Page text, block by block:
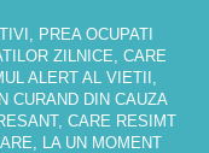
PREA OCUPATI
ZILNICE, CARE
ALERT AL VIETII,
CURAND DIN CAUZA
CARE RESIMT
LA UN MOMENT